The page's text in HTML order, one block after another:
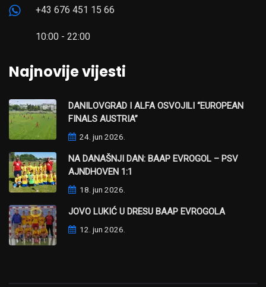
+43 676 451 15 66
10:00 - 22:00
Najnovije vijesti
DANILOVGRAD I ALFA OSVOJILI “EUROPEAN
FINALS AUSTRIA”
24. jun 2026.
NA DANAŠNJI DAN: BAAP EVROGOL – PSV
AJNDHOVEN 1:1
18. jun 2026.
JOVO LUKIĆ U DRESU BAAP EVROGOLA
12. jun 2026.